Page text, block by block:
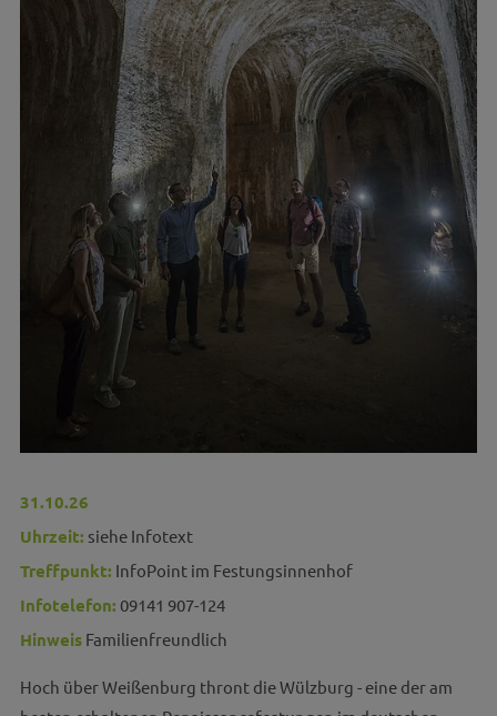
31.10.26
Uhrzeit: siehe Infotext
Treffpunkt: InfoPoint im Festungsinnenhof
Infotelefon: 09141 907-124
HinweisFamilienfreundlich
Hoch über Weißenburg thront die Wülzburg - eine der am